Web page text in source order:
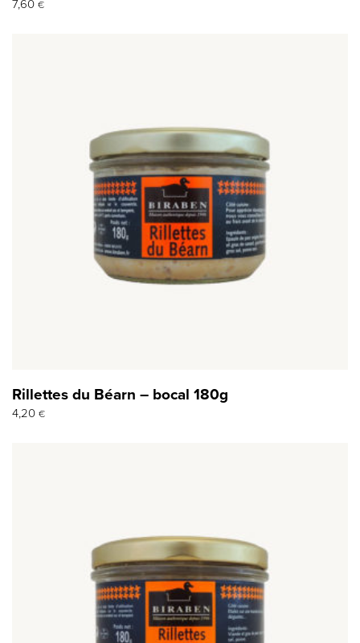
7,60 €
Rillettes du Béarn – bocal 180g
4,20 €